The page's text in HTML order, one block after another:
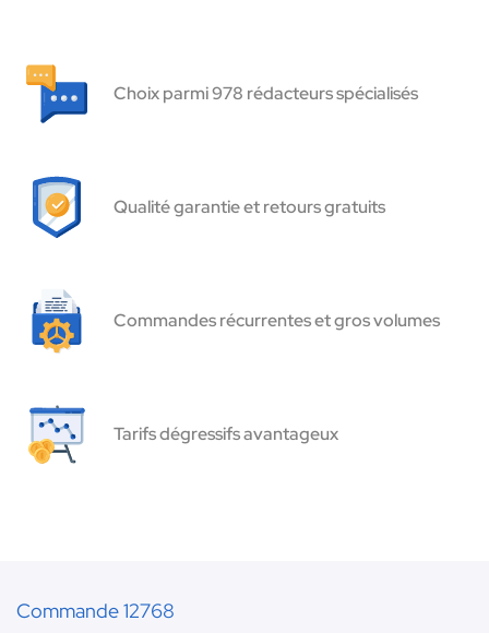
Choix parmi 978 rédacteurs spécialisés
Qualité garantie et retours gratuits
Commandes récurrentes et gros volumes
Tarifs dégressifs avantageux
Commande 12768